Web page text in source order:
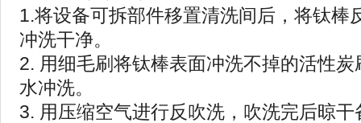
1.将设备可拆部件移置清洗间后，将钛棒
冲洗干净。
2. 用细毛刷将钛棒表面冲洗不掉的活性
水冲洗。
3. 用压缩空气进行反吹洗，吹洗完后晾干